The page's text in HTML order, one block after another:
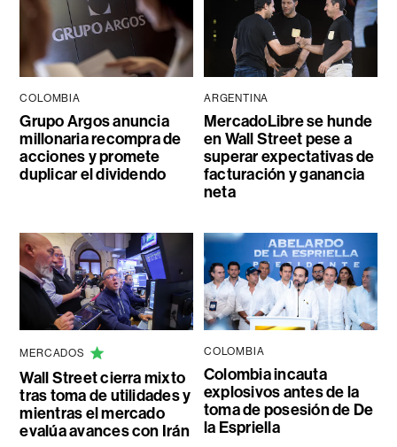
COLOMBIA
Grupo Argos anuncia
millonaria recompra de
acciones y promete
duplicar el dividendo
ARGENTINA
MercadoLibre se hunde
en Wall Street pese a
superar expectativas de
facturación y ganancia
neta
MERCADOS
Wall Street cierra mixto
tras toma de utilidades y
mientras el mercado
evalúa avances con Irán
COLOMBIA
Colombia incauta
explosivos antes de la
toma de posesión de De
la Espriella